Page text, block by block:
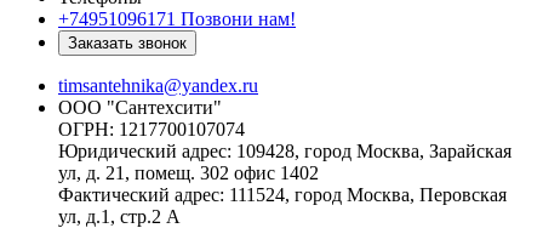
+74951096171 Позвони нам!
Заказать звонок
timsantehnika@yandex.ru
ООО "Сантехсити"
ОГРН: 1217700107074
Юридический адрес: 109428, город Москва, Зарайская
ул, д. 21, помещ. 302 офис 1402
Фактический адрес: 111524, город Москва, Перовская
ул, д.1, стр.2 А